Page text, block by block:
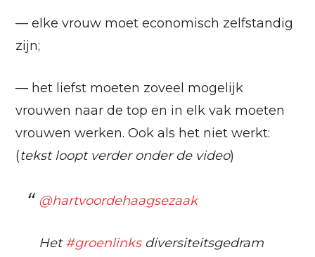
— elke vrouw moet economisch zelfstandig
zijn;
— het liefst moeten zoveel mogelijk
vrouwen naar de top en in elk vak moeten
vrouwen werken. Ook als het niet werkt:
(tekst loopt verder onder de video)
@hartvoordehaagsezaak
Het#groenlinksdiversiteitsgedram